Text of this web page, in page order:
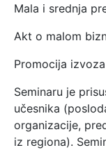
Mala i srednja
Akt o malom
Promocija
Seminaru je
učesnika
organizacije,
iz regiona).